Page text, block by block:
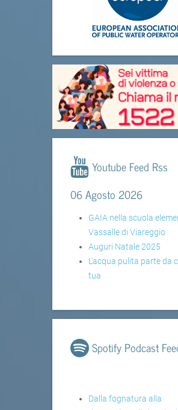
Youtube Feed Rss
06 Agosto 2026
GAIA nella scuola
Vassalle di Viareggio
Auguri Natale 2025
L'acqua pulita parte da
tua
Spotify Podcast
Dalla fognatura alla